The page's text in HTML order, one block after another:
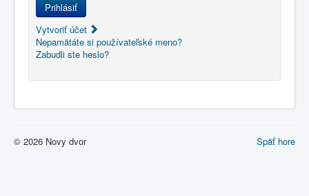
Prihlásiť
Vytvoriť účet
Nepamätáte si používateľské meno?
Zabudli ste heslo?
Späť hore
© 2026 Novy dvor